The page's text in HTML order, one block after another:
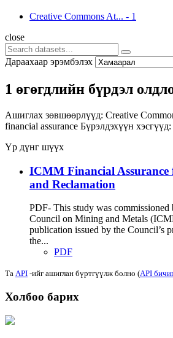
Creative Commons At... - 1
close
Дараахаар эрэмбэлэх
1 өгөгдлийн бүрдэл
Ашиглах зөвшөөрлүүд: Creative
financial assurance Бүрэлдэхүүн хэсгүүд:
Үр дүнг шүүх
ICMM Financial Assurance
and Reclamation
PDF- This study was commissioned
Council on Mining and Metals
publication issued by the Council’s
the...
PDF
Та API -ийг ашиглан бүртгүүлж болно (API
Холбоо барих